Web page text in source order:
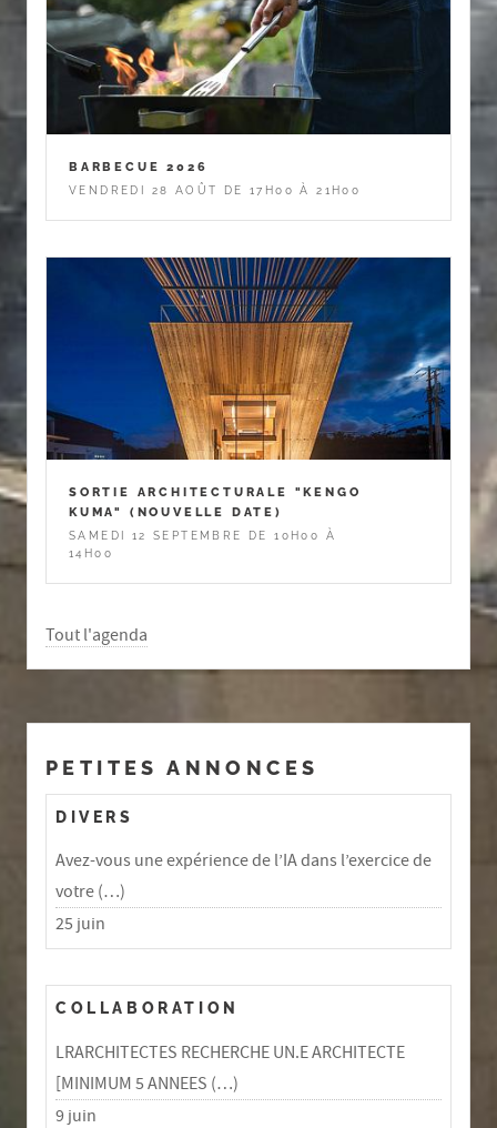
BARBECUE 2026
VENDREDI 28 AOÛT DE 17H00 À 21H00
SORTIE ARCHITECTURALE "KENGO
KUMA" (NOUVELLE DATE)
SAMEDI 12 SEPTEMBRE DE 10H00 À
14H00
Tout l'agenda
PETITES ANNONCES
DIVERS
Avez-vous une expérience de l’IA dans l’exercice de
votre (…)
25 juin
COLLABORATION
LRARCHITECTES RECHERCHE UN.E ARCHITECTE
[MINIMUM 5 ANNEES (…)
9 juin